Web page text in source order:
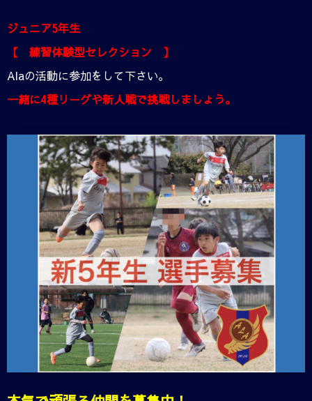
ジュニア5年生
【 練習体験型セレクション 】
Alaの活動に参加をして下さい。
一緒に4種リーグや新人戦で挑戦しましょう。